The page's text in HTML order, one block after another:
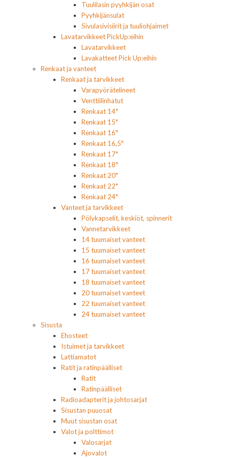
Tuulilasin pyyhkijän osat
Pyyhkijänsulat
Sivulasivisiirit ja tuuliohjaimet
Lavatarvikkeet PickUp:eihin
Lavatarvikkeet
Lavakatteet Pick Up:eihin
Renkaat ja vanteet
Renkaat ja tarvikkeet
Varapyörätelineet
Venttiilinhatut
Renkaat 14"
Renkaat 15"
Renkaat 16"
Renkaat 16,5"
Renkaat 17"
Renkaat 18"
Renkaat 20"
Renkaat 22"
Renkaat 24"
Vanteet ja tarvikkeet
Pölykapselit, keskiöt, spinnerit
Vannetarvikkeet
14 tuumaiset vanteet
15 tuumaiset vanteet
16 tuumaiset vanteet
17 tuumaiset vanteet
18 tuumaiset vanteet
20 tuumaiset vanteet
22 tuumaiset vanteet
24 tuumaiset vanteet
Sisusta
Ehosteet
Istuimet ja tarvikkeet
Lattiamatot
Ratit ja ratinpäälliset
Ratit
Ratinpäälliset
Radioadapterit ja johtosarjat
Sisustan puuosat
Muut sisustan osat
Valot ja polttimot
Valosarjat
Ajovalot